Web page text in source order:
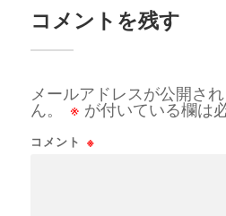
コメントを残す
メールアドレスが公開さ
ん。
※ が付いている欄は
コメント ※